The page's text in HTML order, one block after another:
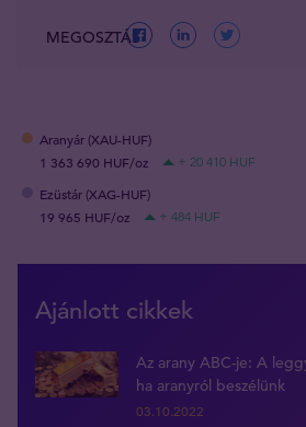
MEGOSZTÁS
Aranyár (XAU-HUF)
1 363 690 HUF/oz
+ 20 410 HUF
Ezüstár (XAG-HUF)
19 965 HUF/oz
+ 484 HUF
Ajánlott cikkek
Az arany ABC-je: A
ha aranyról beszélünk
03.10.2022